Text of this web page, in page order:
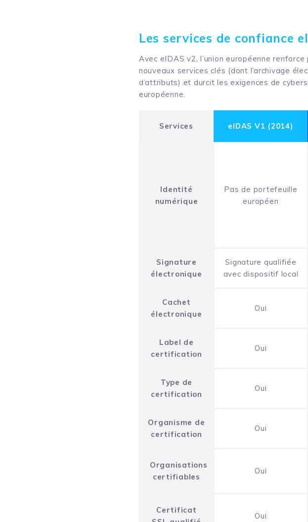
Les services de confiance
Avec eIDAS v2, l’union européenne
nouveaux services clés (dont l’archivage
d’attributs) et durcit les exigences de
européenne.
Services eIDAS V1 (2014)
Identité
numérique
Pas de portefeuille
européen
Signature
électronique
Signature qualifiée
avec dispositif local
Cachet
électronique
Oui
Label de
certification
Oui
Type de
certification
Oui
Organisme de
certification
Oui
Organisations
certifiables
Oui
Certificat
Oui